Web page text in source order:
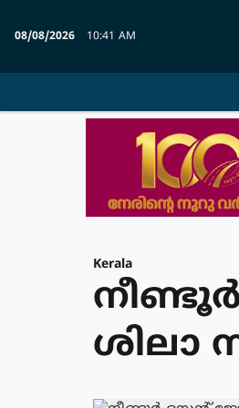
08/08/2026 10:41 AM
Kerala
ശിലാ